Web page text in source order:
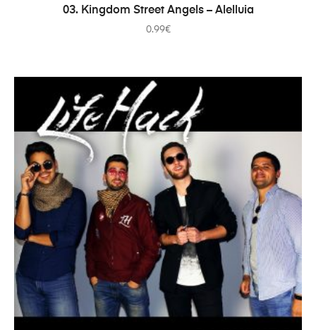
AJOUTER AU PANIER
03. Kingdom Street Angels – Alelluia
0.99€